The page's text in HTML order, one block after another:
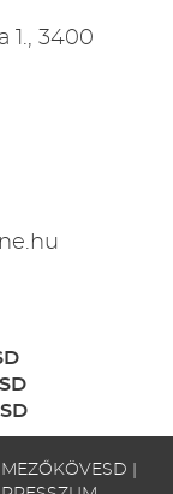
1., 3400
|